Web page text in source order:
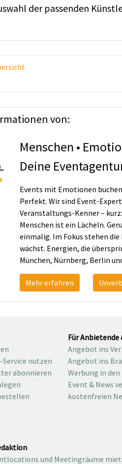
der passenden
von:
Menschen •
Deine
Events mit Emotionen
Perfekt. Wir sind Event-
Veranstaltungs-Kenner –
Menschen ist ein Lächeln.
einmalig. Im Fokus stehen
wächst. Energien, die
München, Nürnberg, Berlin
Mehr erfahren
nutzen
abonnieren
Für
Angebot ins
Angebot ins
Werbung in
Event & News
kostenfreien
und Meetingräume